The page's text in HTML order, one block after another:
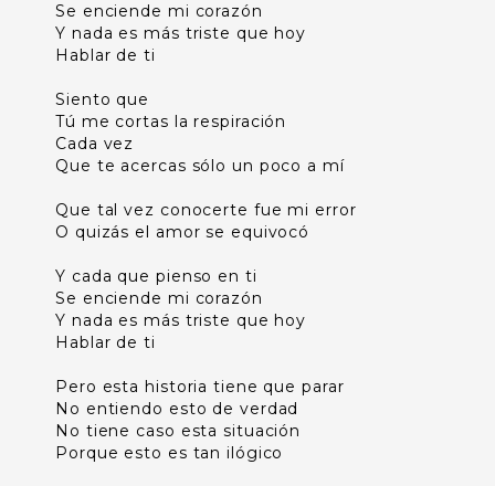
Se enciende mi corazón
Y nada es más triste que hoy
Hablar de ti
Siento que
Tú me cortas la respiración
Cada vez
Que te acercas sólo un poco a mí
Que tal vez conocerte fue mi error
O quizás el amor se equivocó
Y cada que pienso en ti
Se enciende mi corazón
Y nada es más triste que hoy
Hablar de ti
Pero esta historia tiene que parar
No entiendo esto de verdad
No tiene caso esta situación
Porque esto es tan ilógico